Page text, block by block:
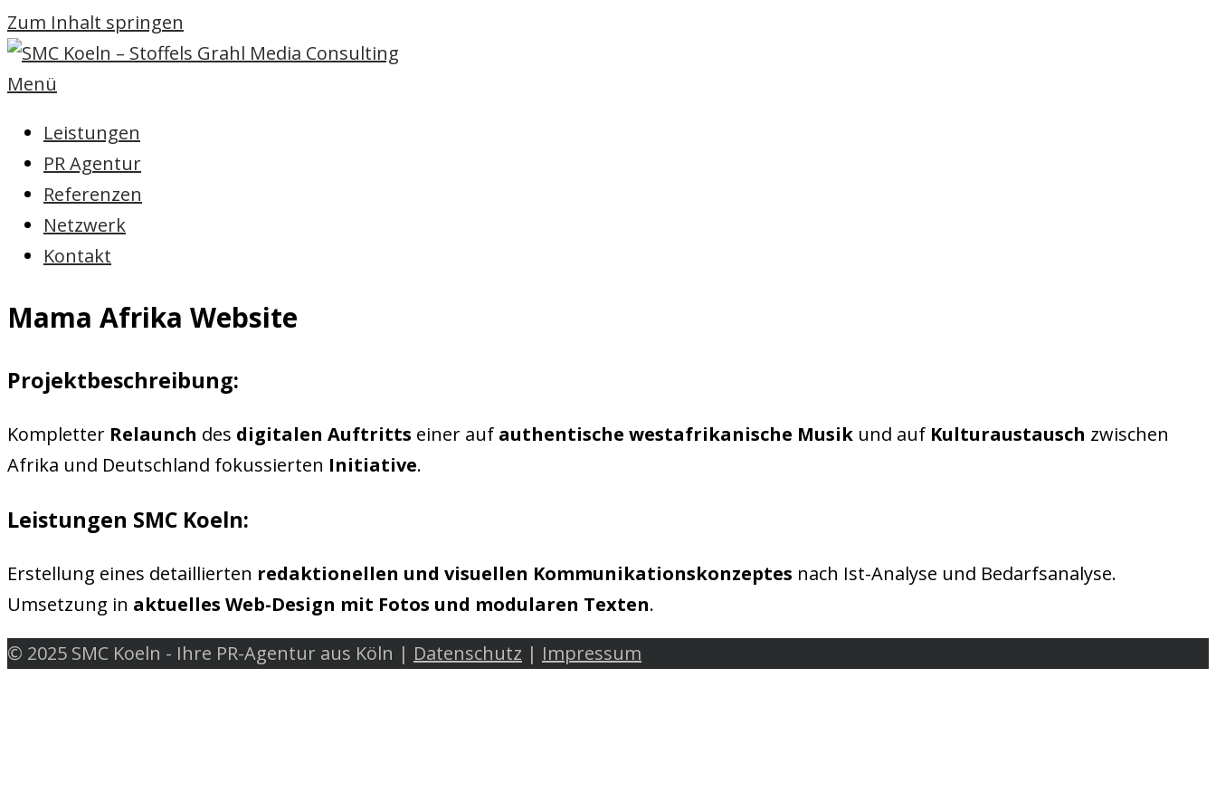
Zum Inhalt springen
Menü
Leistungen
PR Agentur
Referenzen
Netzwerk
Kontakt
Mama Afrika Website
Projektbeschreibung:
Kompletter Relaunch des digitalen Auftritts einer auf authentische westafrikanische Musik und auf Kulturaustausch zwischen
Afrika und Deutschland fokussierten Initiative.
Leistungen SMC Koeln:
Erstellung eines detaillierten redaktionellen und visuellen Kommunikationskonzeptes nach Ist-Analyse und Bedarfsanalyse.
Umsetzung in aktuelles Web-Design mit Fotos und modularen Texten.
© 2025 SMC Koeln - Ihre PR-Agentur aus Köln | Datenschutz | Impressum